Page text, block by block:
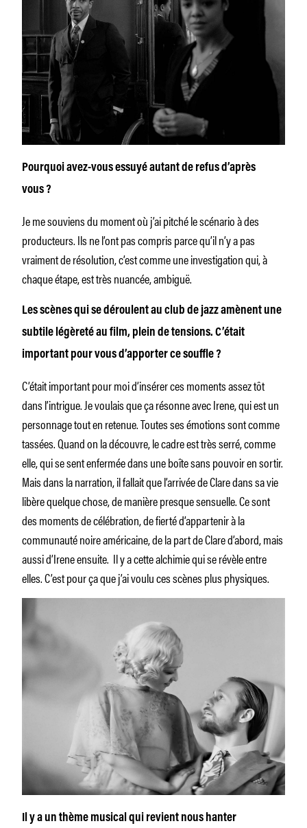
Pourquoi avez-vous essuyé autant de refus d’après
vous ?
Je me souviens du moment où j’ai pitché le scénario à des
producteurs. Ils ne l’ont pas compris parce qu’il n’y a pas
vraiment de résolution, c’est comme une investigation qui, à
chaque étape, est très nuancée, ambiguë.
Les scènes qui se déroulent au club de jazz amènent une
subtile légèreté au film, plein de tensions. C’était
important pour vous d’apporter ce souffle ?
C’était important pour moi d’insérer ces moments assez tôt
dans l’intrigue. Je voulais que ça résonne avec Irene, qui est un
personnage tout en retenue. Toutes ses émotions sont comme
tassées. Quand on la découvre, le cadre est très serré, comme
elle, qui se sent enfermée dans une boîte sans pouvoir en sortir.
Mais dans la narration, il fallait que l’arrivée de Clare dans sa vie
libère quelque chose, de manière presque sensuelle. Ce sont
des moments de célébration, de fierté d’appartenir à la
communauté noire américaine, de la part de Clare d’abord, mais
aussi d’Irene ensuite. Il y a cette alchimie qui se révèle entre
elles. C’est pour ça que j’ai voulu ces scènes plus physiques.
Il y a un thème musical qui revient nous hanter